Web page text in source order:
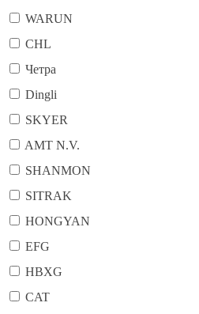
WARUN
CHL
Четра
Dingli
SKYER
AMT N.V.
SHANMON
SITRAK
HONGYAN
EFG
HBXG
CAT